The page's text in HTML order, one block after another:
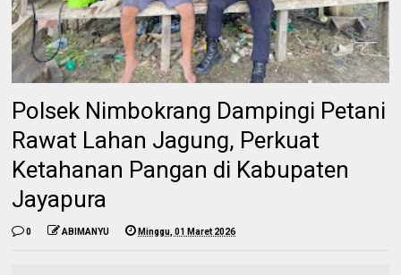
Polsek Nimbokrang Dampingi Petani
Rawat Lahan Jagung, Perkuat
Ketahanan Pangan di Kabupaten
Jayapura
0 ABIMANYU Minggu, 01 Maret 2026